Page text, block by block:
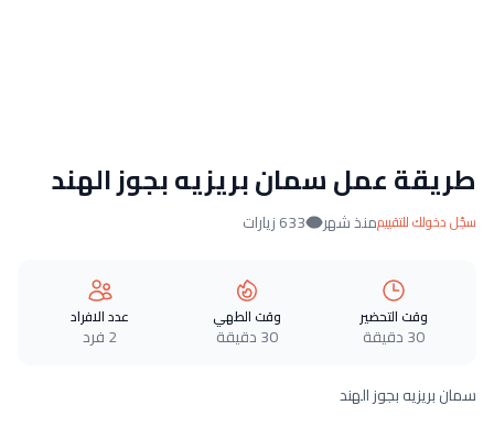
طريقة عمل سمان بريزيه بجوز الهند
سجّل دخولك للتقييممنذ شهر 633 زيارات
وقت التحضير
30 دقيقة
وقت الطهي
30 دقيقة
عدد الافراد
2 فرد
سمان بريزيه بجوز الهند